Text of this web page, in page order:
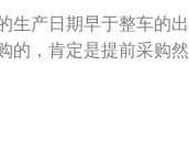
，那么就用13减去黑
表着生产周了。比如
此类推。
生产日期早于整车的出
的，肯定是提前采购然
差别。同一批次的玻
，所以日期不一样是